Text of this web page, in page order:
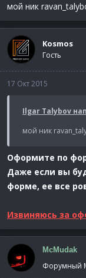
мой ник
Kosmos
Гость
17 Окт 2015
Ilgar Talybov
мой ник
Оформите по
Даже если вы
форме, ее все
Извиняюсь за
McMudak
Форумный